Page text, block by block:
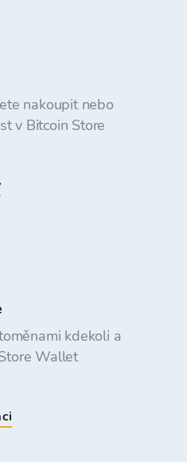
nakoupit nebo
v Bitcoin Store
kdekoli a
Wallet